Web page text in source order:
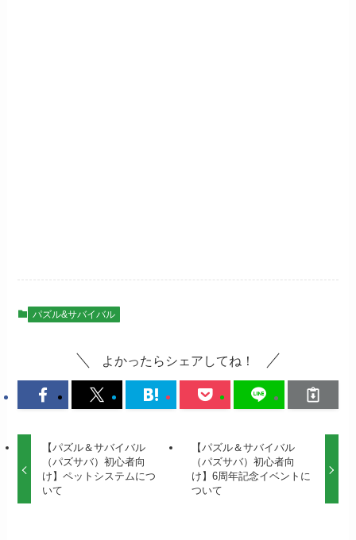
パズル&サバイバル
よかったらシェアしてね！
【パズル＆サバイバル
（パズサバ）初心者向
け】ペットシステムにつ
いて
【パズル＆サバイバル
（パズサバ）初心者向
け】6周年記念イベントに
ついて